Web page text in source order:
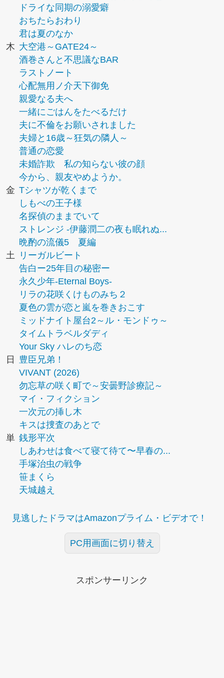
ドライな同期の溺愛癖
おちたらおわり
君は夏のなか
木 大空港～GATE24～
酒巻さんと不思議なBAR
ラストノート
心配無用ノ介天下御免
親愛なる夫へ
一緒にごはんをたべるだけ
夫に不倫をお願いされました
夫婦と16歳～狂気の隣人～
普通の恋愛
未婚詐欺 私の知らない彼の顔
今から、親友やめようか。
金 Tシャツが乾くまで
しもべの王子様
名探偵のままでいて
ストレンジ -伊藤潤二の夜も眠れぬ...
晩酌の流儀5 夏編
土
リーガルビート
告白ー25年目の秘密ー
永久少年-Eternal Boys-
リラの花咲くけものみち２
夏色の雲が恋と嵐を巻きおこす
ミッドナイト屋台2～ル・モンドゥ～
タイムトラベルダディ
Your Sky ハレのち恋
日
豊臣兄弟！
VIVANT (2026)
勿忘草の咲く町で～安曇野診療記～
マイ・フィクション
一次元の挿し木
キスは捜査のあとで
単 銭形平次
しあわせは食べて寝て待て〜早春の...
手塚治虫の戦争
笹まくら
天城越え
見逃したドラマはAmazonプライム・ビデオで！
PC用画面に切り替え
スポンサーリンク